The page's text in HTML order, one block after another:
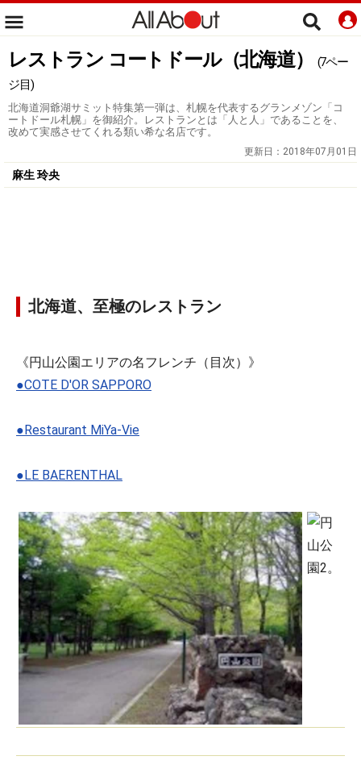
レストラン コートドール（北海道）
(7ペー
ジ目)
北海道洞爺湖サミット特集第一弾は、札幌を代表するグランメゾン「コ
ートドール札幌」を御紹介。レストランとは「人と人」であることを、
改めて実感させてくれる類い希な名店です。
更新日： 2018年07月01日
麻生 玲央
北海道、至極のレストラン
《円山公園エリアの名フレンチ（目次）》
●COTE D'OR SAPPORO
●Restaurant MiYa-Vie
●LE BAERENTHAL